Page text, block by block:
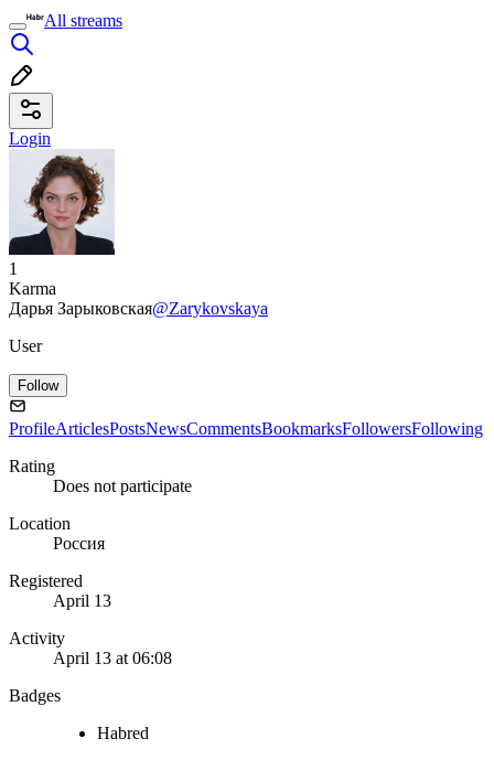
All streams
Login
1
Karma
Дарья Зарыковская@Zarykovskaya
User
Follow
ProfileArticlesPostsNewsCommentsBookmarksFollowersFollowing
Rating
Does not participate
Location
Россия
Registered
April 13
Activity
April 13 at 06:08
Badges
Habred